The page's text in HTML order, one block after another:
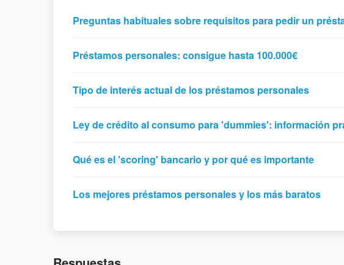
Preguntas habituales sobre requisitos para pedir un
Préstamos personales: consigue hasta 100.000€
Tipo de interés actual de los préstamos personales
Ley de crédito al consumo para 'dummies': información
Qué es el 'scoring' bancario y por qué es importante
Los mejores préstamos personales y los más baratos